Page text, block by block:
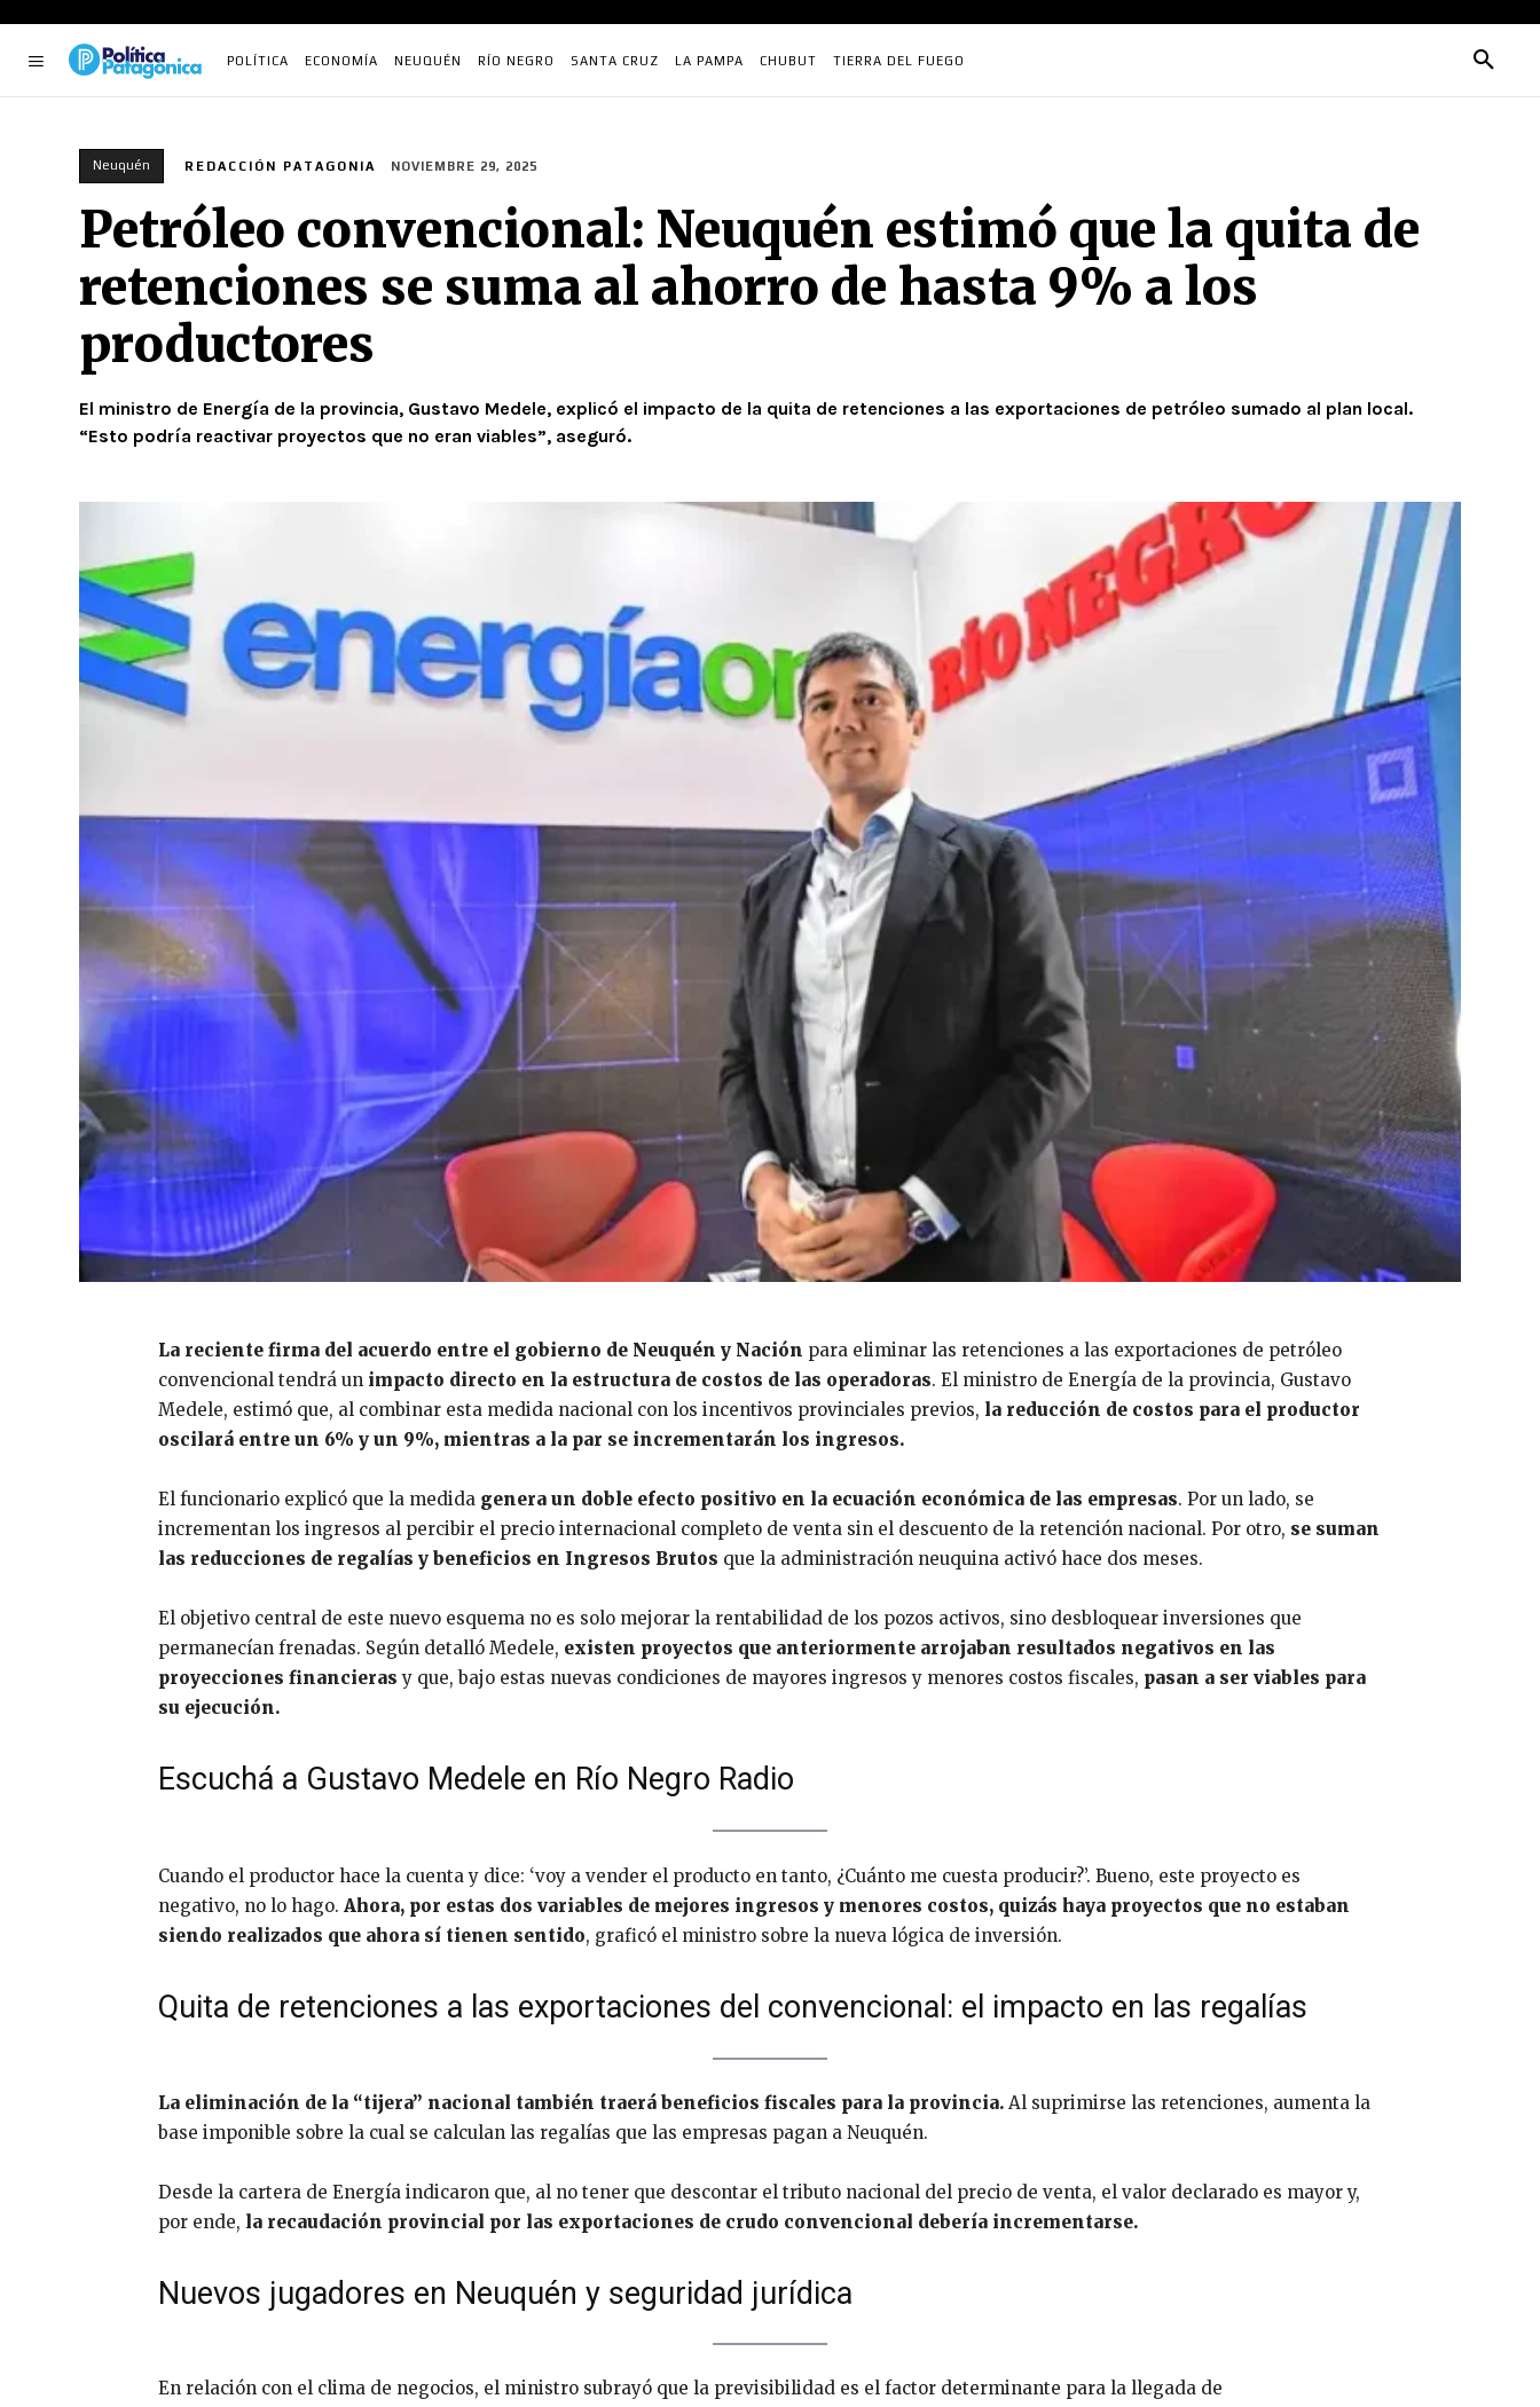
POLÍTICA ECONOMÍA NEUQUÉN RÍO NEGRO SANTA CRUZ LA PAMPA CHUBUT TIERRA DEL FUEGO
Neuquén REDACCIÓN PATAGONIA NOVIEMBRE 29, 2025
Petróleo convencional: Neuquén estimó que la quita de
retenciones se suma al ahorro de hasta 9% a los
productores
El ministro de Energía de la provincia, Gustavo Medele, explicó el impacto de la quita de retenciones a las exportaciones de petróleo sumado al plan local.
“Esto podría reactivar proyectos que no eran viables”, aseguró.
La reciente firma del acuerdo entre el gobierno de Neuquén y Nación para eliminar las retenciones a las exportaciones de petróleo
convencional tendrá un impacto directo en la estructura de costos de las operadoras. El ministro de Energía de la provincia, Gustavo
Medele, estimó que, al combinar esta medida nacional con los incentivos provinciales previos, la reducción de costos para el productor
oscilará entre un 6% y un 9%, mientras a la par se incrementarán los ingresos.
El funcionario explicó que la medida genera un doble efecto positivo en la ecuación económica de las empresas. Por un lado, se
incrementan los ingresos al percibir el precio internacional completo de venta sin el descuento de la retención nacional. Por otro, se suman
las reducciones de regalías y beneficios en Ingresos Brutos que la administración neuquina activó hace dos meses.
El objetivo central de este nuevo esquema no es solo mejorar la rentabilidad de los pozos activos, sino desbloquear inversiones que
permanecían frenadas. Según detalló Medele, existen proyectos que anteriormente arrojaban resultados negativos en las
proyecciones financieras y que, bajo estas nuevas condiciones de mayores ingresos y menores costos fiscales, pasan a ser viables para
su ejecución.
Escuchá a Gustavo Medele en Río Negro Radio
Cuando el productor hace la cuenta y dice: ‘voy a vender el producto en tanto, ¿Cuánto me cuesta producir?’. Bueno, este proyecto es
negativo, no lo hago. Ahora, por estas dos variables de mejores ingresos y menores costos, quizás haya proyectos que no estaban
siendo realizados que ahora sí tienen sentido, graficó el ministro sobre la nueva lógica de inversión.
Quita de retenciones a las exportaciones del convencional: el impacto en las regalías
La eliminación de la “tijera” nacional también traerá beneficios fiscales para la provincia. Al suprimirse las retenciones, aumenta la
base imponible sobre la cual se calculan las regalías que las empresas pagan a Neuquén.
Desde la cartera de Energía indicaron que, al no tener que descontar el tributo nacional del precio de venta, el valor declarado es mayor y,
por ende, la recaudación provincial por las exportaciones de crudo convencional debería incrementarse.
Nuevos jugadores en Neuquén y seguridad jurídica
En relación con el clima de negocios, el ministro subrayó que la previsibilidad es el factor determinante para la llegada de